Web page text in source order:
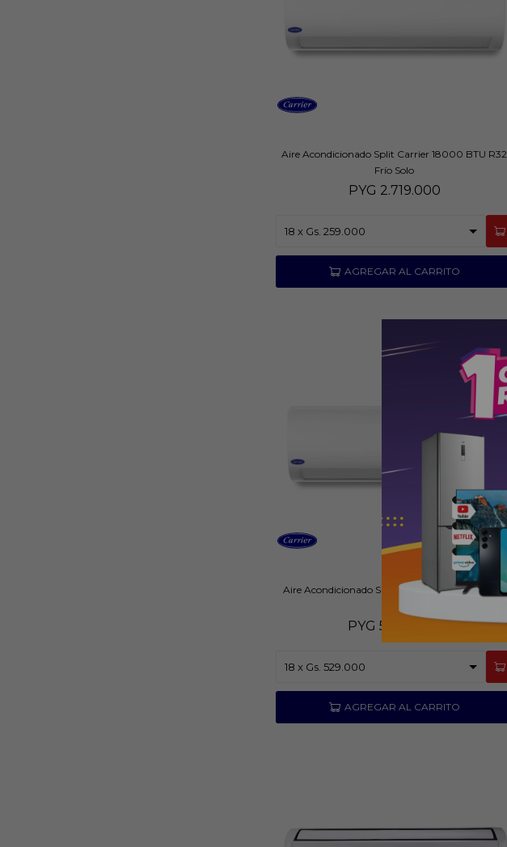
Aire Acondicionado Split Carrier 18000 BTU R32
Frío Solo
PYG 2.719.000
Aire Acondicionado Split Carrier Inverter 24000
PYG 5.959.000